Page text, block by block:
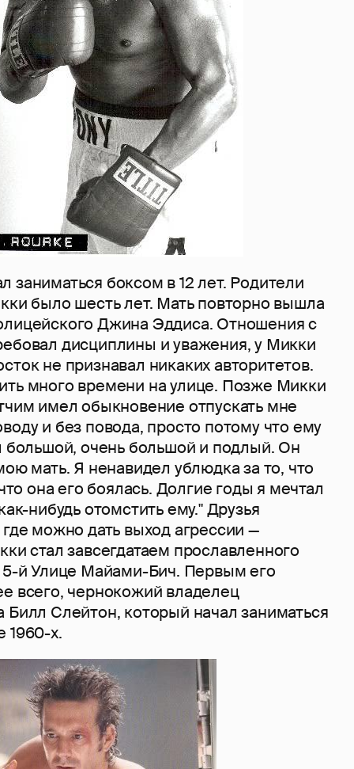
заниматься боксом в 12 лет. Родители
было шесть лет. Мать повторно вышла
Джина Эддиса. Отношения с
дисциплины и уважения, у Микки
не признавал никаких авторитетов.
много времени на улице. Позже Микки
имел обыкновение отпускать мне
и без повода, просто потому что ему
большой, очень большой и подлый. Он
мать. Я ненавидел ублюдка за то, что
она его боялась. Долгие годы я мечтал
нибудь отомстить ему." Друзья
можно дать выход агрессии —
стал завсегдатаем прославленного
5-й Улице Майами-Бич. Первым его
всего, чернокожий владелец
Билл Слейтон, который начал заниматься
1960-х.